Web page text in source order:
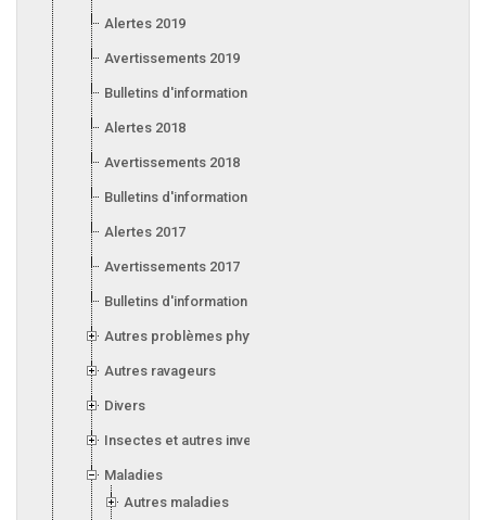
Alertes 2019
Avertissements 2019
Bulletins d'information 2019
Alertes 2018
Avertissements 2018
Bulletins d'information 2018
Alertes 2017
Avertissements 2017
Bulletins d'information 2017
Autres problèmes phytosanitaires
Autres ravageurs
Divers
Insectes et autres invertébrés
Maladies
Autres maladies